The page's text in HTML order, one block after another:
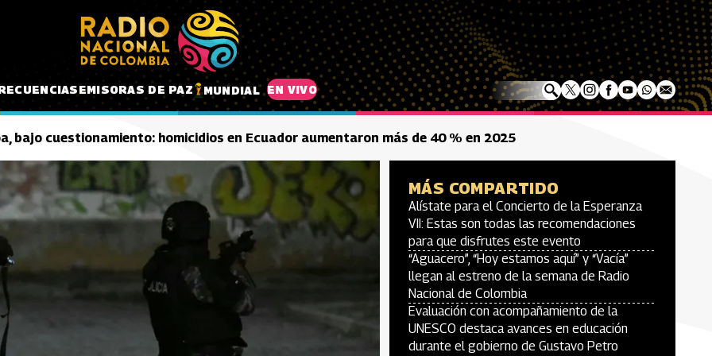
EMISORAS DE PAZ MUNDIAL EN VIVO
bajo cuestionamiento: homicidios en Ecuador aumentaron más de 40 % en 2025
MÁS COMPARTIDO
Alístate para el Concierto de la Esperanza
VII: Estas son todas las recomendaciones
para que disfrutes este evento
“Aguacero”, “Hoy estamos aquí” y “Vacía”
llegan al estreno de la semana de Radio
Nacional de Colombia
Evaluación con acompañamiento de la
UNESCO destaca avances en educación
durante el gobierno de Gustavo Petro